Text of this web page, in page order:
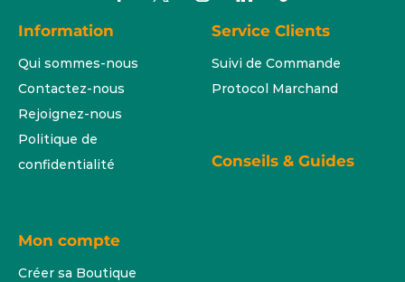
Information
Qui sommes-nous
Contactez-nous
Rejoignez-nous
Politique de
confidentialité
Service Clients
Suivi de Commande
Protocol Marchand
Conseils & Guides
Mon compte
Créer sa Boutique